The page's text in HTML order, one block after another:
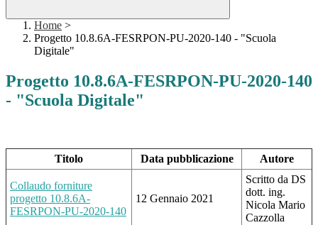
Home >
Progetto 10.8.6A-FESRPON-PU-2020-140 - "Scuola
Digitale"
Progetto 10.8.6A-FESRPON-PU-2020-140
- "Scuola Digitale"
Titolo Data pubblicazione Autore
Collaudo forniture
progetto 10.8.6A-
FESRPON-PU-2020-140
12 Gennaio 2021
Scritto da DS
dott. ing.
Nicola Mario
Cazzolla